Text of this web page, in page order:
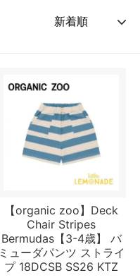
【organic zoo】Deck
Chair Stripes
Bermudas【3-4歳】 バ
ミューダパンツ ストライ
プ 18DCSB SS26 KTZ